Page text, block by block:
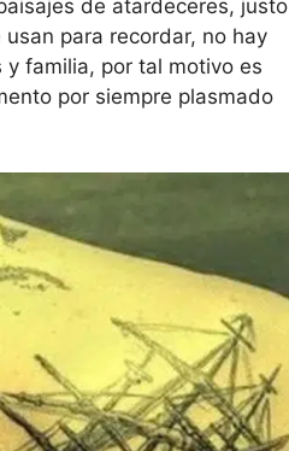
de atardeceres, justo
para recordar, no hay
familia, por tal motivo es
por siempre plasmado